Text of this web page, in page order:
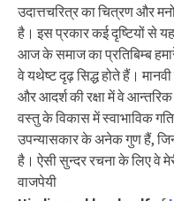
उदात्तचरित्र का चित्रण और
है। इस प्रकार कई दृष्टियों से
आज के समाज का प्रतिबिम्ब
वे यथेष्ट दृढ़ सिद्ध होते हैं।
और आदर्श की रक्षा में वे
वस्तु के विकास में स्वाभाविक
उपन्यासकार के अनेक गुण हैं,
है। ऐसी सुन्दर रचना के लिए वे
वाजपेयी